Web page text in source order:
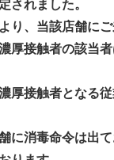
されました。
り、当該店舗に
厚接触者の該当
厚接触者となる
に消毒命令は出